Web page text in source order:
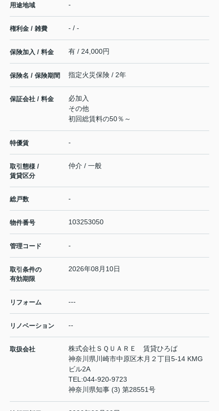
用途地域 -
権利金 / 雑費 - / -
保険加入 / 料金 有 / 24,000円
保険名 / 保険期間 指定火災保険 / 2年
保証会社 / 料金
必加入
その他
初回総賃料の50％～
特優賃 -
取引態様 /
賃貸区分
仲介 / 一般
総戸数 -
物件番号 103253050
管理コード -
取引条件の
有効期限
2026年08月10日
リフォーム ---
リノベーション --
取扱会社
株式会社ＳＱＵＡＲＥ 賃貸ひろば
神奈川県川崎市中原区木月２丁目5-14 KMG
ビル2A
TEL:044-920-9723
神奈川県知事 (3) 第28551号